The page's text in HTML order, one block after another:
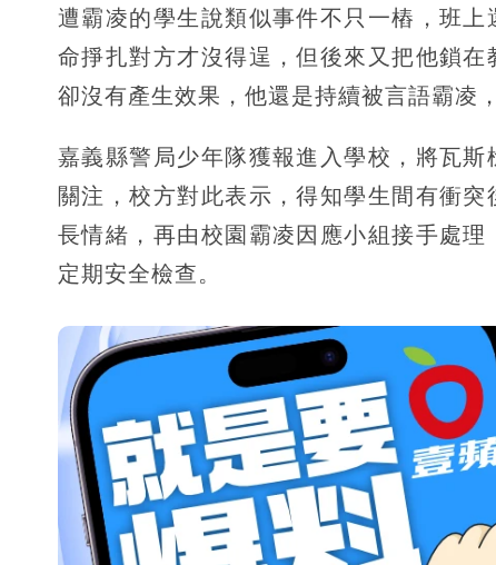
遭霸凌的學生說類似事件不只一樁，班
命掙扎對方才沒得逞，但後來又把他鎖
卻沒有產生效果，他還是持續被言語霸凌
嘉義縣警局少年隊獲報進入學校，將瓦
關注，校方對此表示，得知學生間有衝
長情緒，再由校園霸凌因應小組接手處
定期安全檢查。